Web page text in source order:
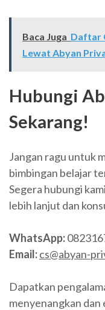
Baca Juga Daftar
Lewat Abyan
Hubungi
Sekarang!
Jangan ragu untuk
bimbingan belajar
Segera hubungi
lebih lanjut dan
WhatsApp:
Email:cs@abyan-
Dapatkan
menyenangkan